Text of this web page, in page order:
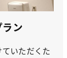
ン
いただくた